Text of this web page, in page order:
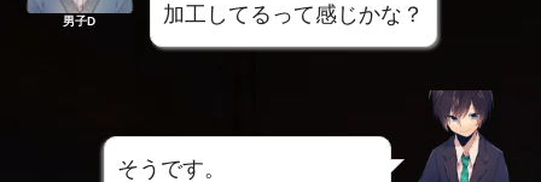
男子D
加工してるって感じかな？
そうです。